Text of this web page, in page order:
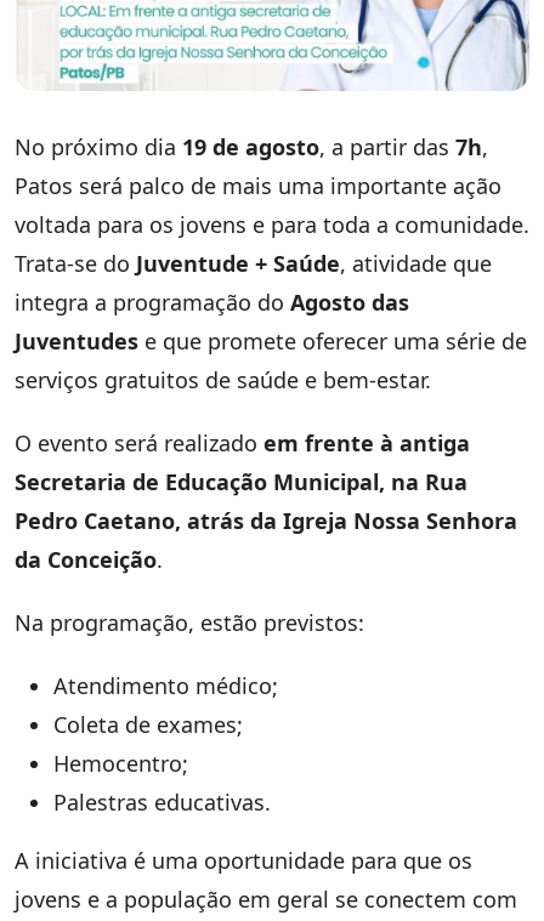
No próximo dia 19 de agosto, a partir das 7h,
Patos será palco de mais uma importante ação
voltada para os jovens e para toda a comunidade.
Trata-se do Juventude + Saúde, atividade que
integra a programação do Agosto das
Juventudes e que promete oferecer uma série de
serviços gratuitos de saúde e bem-estar.
O evento será realizado em frente à antiga
Secretaria de Educação Municipal, na Rua
Pedro Caetano, atrás da Igreja Nossa Senhora
da Conceição.
Na programação, estão previstos:
Atendimento médico;
Coleta de exames;
Hemocentro;
Palestras educativas.
A iniciativa é uma oportunidade para que os
jovens e a população em geral se conectem com